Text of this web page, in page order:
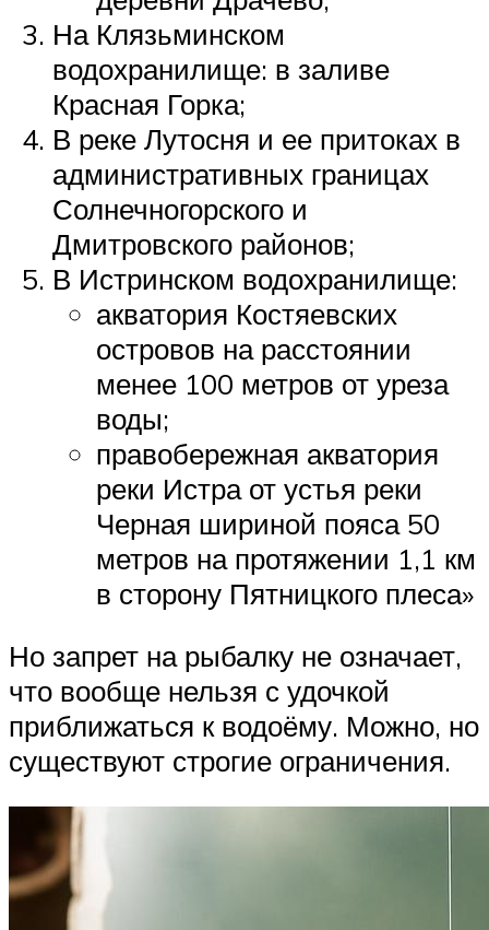
На Клязьминском
водохранилище: в заливе
Красная Горка;
В реке Лутосня и ее притоках в
административных границах
Солнечногорского и
Дмитровского районов;
В Истринском водохранилище:
акватория Костяевских
островов на расстоянии
менее 100 метров от уреза
воды;
правобережная акватория
реки Истра от устья реки
Черная шириной пояса 50
метров на протяжении 1,1 км
в сторону Пятницкого плеса»
Но запрет на рыбалку не означает,
что вообще нельзя с удочкой
приближаться к водоёму. Можно, но
существуют строгие ограничения.